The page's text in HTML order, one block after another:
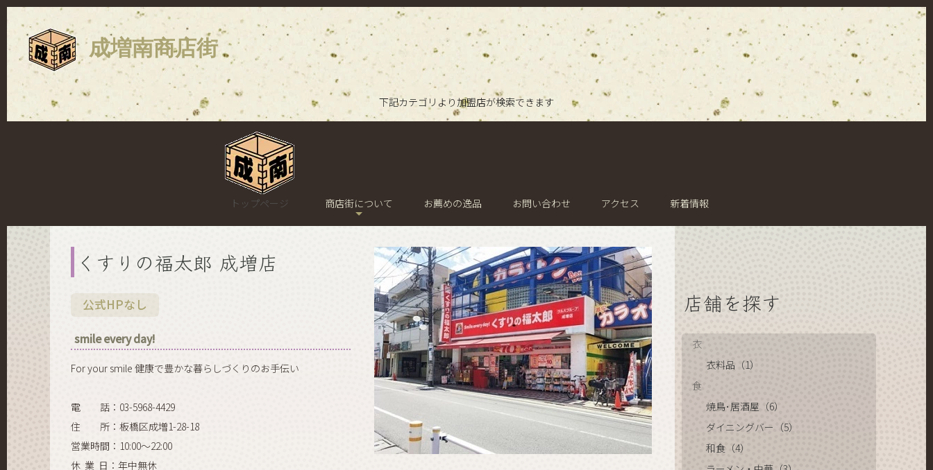
成増南商店街
下記カテゴリより加盟店が検索できます
トップページ 商店街について お薦めの逸品 お問い合わせ アクセス 新着情報
くすりの福太郎 成増店
公式HPなし
smile every day!
For your smile 健康で豊かな暮らしづくりのお手伝い
電 話：03-5968-4429
住 所：板橋区成増1-28-18
営業時間：10:00～22:00
休 業 日：年中無休
店舗を探す
衣
衣料品（1）
食
焼鳥･居酒屋（6）
ダイニングバー（5）
和食（4）